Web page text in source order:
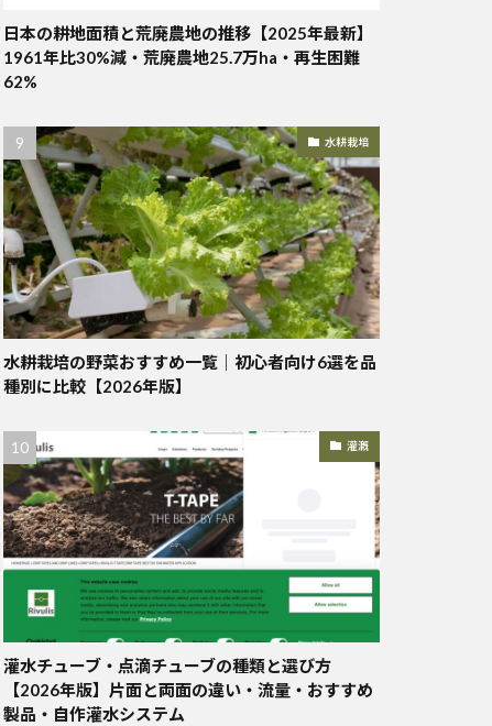
日本の耕地面積と荒廃農地の推移【2025年最新】
1961年比30%減・荒廃農地25.7万ha・再生困難
62%
水耕栽培
水耕栽培の野菜おすすめ一覧｜初心者向け6選を品
種別に比較【2026年版】
灌漑
灌水チューブ・点滴チューブの種類と選び方
【2026年版】片面と両面の違い・流量・おすすめ
製品・自作灌水システム